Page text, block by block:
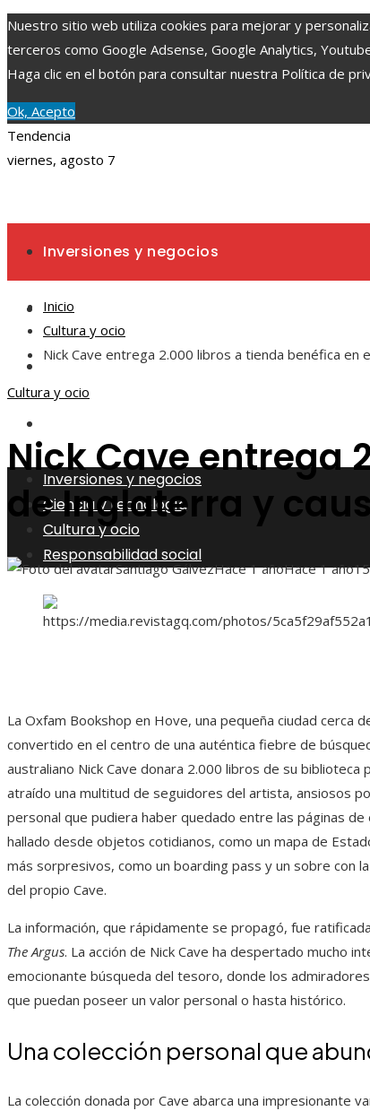
Nuestro sitio web utiliza cookies para mejorar y
terceros como Google Adsense, Google Analytics,
Haga clic en el botón para consultar nuestra Política de
Ok, Acepto
Tendencia
viernes, agosto 7
Inversiones y negocios
Ciencia y tecnología
Cultura y ocio
Inversiones y negocios
Ciencia y tecnología
Cultura y ocio
Responsabilidad social
Inicio
Cultura y ocio
Nick Cave entrega 2.000 libros a tienda benéfica
Cultura y ocio
Nick Cave entrega
de Inglaterra y
Santiago GálvezHace 1 añoHace 1 año
La Oxfam Bookshop en Hove, una pequeña ciudad cerca
convertido en el centro de una auténtica fiebre de
australiano Nick Cave donara 2.000 libros de su biblioteca
atraído una multitud de seguidores del artista, ansiosos
personal que pudiera haber quedado entre las páginas
hallado desde objetos cotidianos, como un mapa de
más sorpresivos, como un boarding pass y un sobre con
del propio Cave.
La información, que rápidamente se propagó, fue
The Argus. La acción de Nick Cave ha despertado mucho
emocionante búsqueda del tesoro, donde los
que puedan poseer un valor personal o hasta histórico.
Una colección personal que
La colección donada por Cave abarca una impresionante